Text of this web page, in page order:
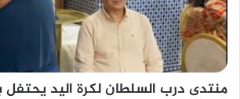
منتدى درب السلطان لكرة اليد يحتفل